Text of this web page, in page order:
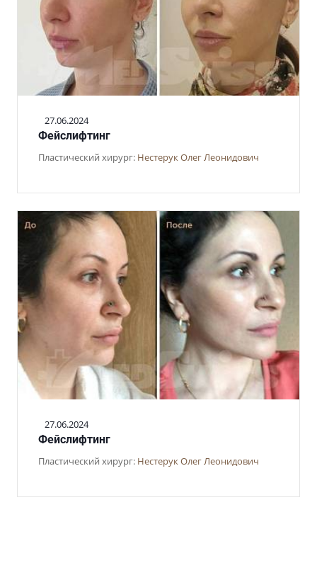
27.06.2024
Фейслифтинг
Пластический хирург: Нестерук Олег Леонидович
27.06.2024
Фейслифтинг
Пластический хирург: Нестерук Олег Леонидович